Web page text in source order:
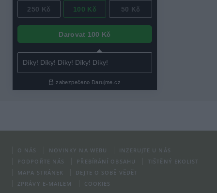
O NÁS NOVINKY NA WEBU
INZERUJTE U NÁS
PODPOŘTE NÁS
PŘEBÍRÁNÍ OBSAHU
TIŠTĚNÝ EKOLIST
MAPA STRÁNEK
DEJTE O SOBĚ VĚDĚT
ZPRÁVY E-MAILEM
COOKIES